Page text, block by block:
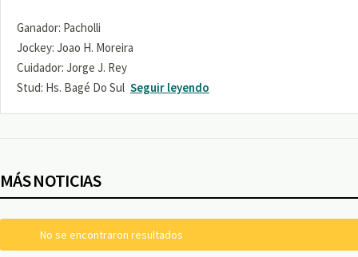
Ganador: Pacholli
Jockey: Joao H. Moreira
Cuidador: Jorge J. Rey
Stud: Hs. Bagé Do Sul Seguir leyendo
MÁS NOTICIAS
No se encontraron resultados